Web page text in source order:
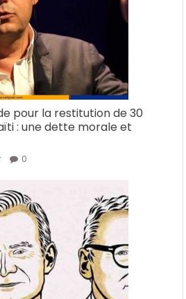
pour la restitution de 30
: une dette morale et
0